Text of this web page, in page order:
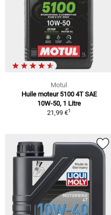
Motul
Huile moteur 5100 4T SAE
10W-50, 1 Litre
21,99 €1